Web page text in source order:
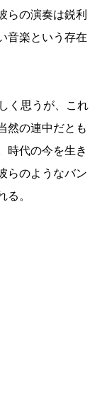
らの演奏は鋭利
音楽という存在
く思うが、これ
然の連中だとも
時代の今を生き
らのようなバン
。